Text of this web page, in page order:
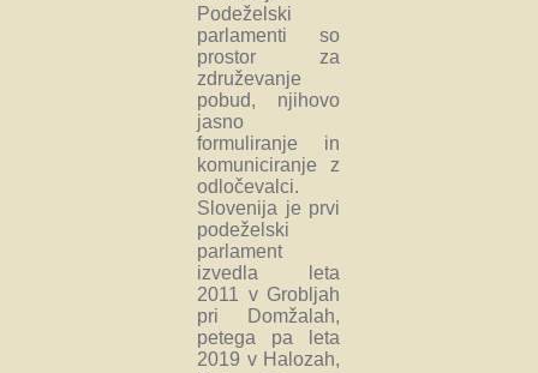
Podeželski
parlamenti so
prostor za
združevanje
pobud, njihovo
jasno
formuliranje in
komuniciranje z
odločevalci.
Slovenija je prvi
podeželski
parlament
izvedla leta
2011 v Grobljah
pri Domžalah,
petega pa leta
2019 v Halozah,